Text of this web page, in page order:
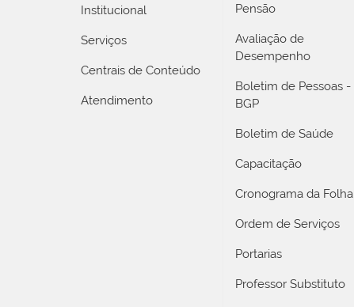
Institucional
Serviços
Centrais de Conteúdo
Atendimento
Pensão
Avaliação de
Desempenho
Boletim de Pessoas -
BGP
Boletim de Saúde
Capacitação
Cronograma da Folha
Ordem de Serviços
Portarias
Professor Substituto